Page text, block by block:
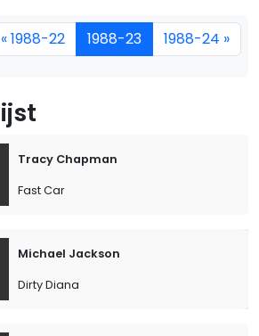
« 1988-22 1988-23 1988-24 »
Tracy Chapman
Fast Car
Michael Jackson
Dirty Diana